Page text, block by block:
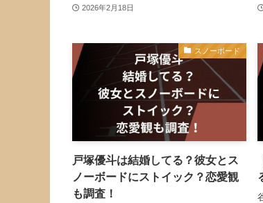
2026年2月18日
スノーボード
戸塚優斗は結婚してる？彼女とス
ノーボードにストイック？恋愛観
も調査！